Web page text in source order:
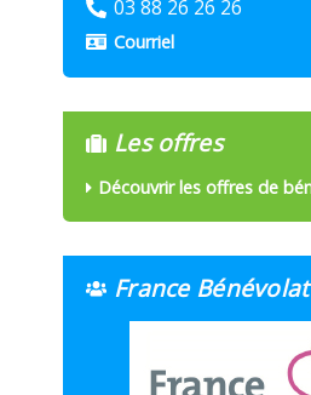
03 88 26 26 26
Courriel
Les offres
Découvrir les offres de
France Bénévolat